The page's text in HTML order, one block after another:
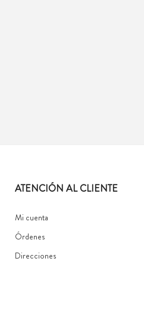
ATENCIÓN AL CLIENTE
Mi cuenta
Órdenes
Direcciones